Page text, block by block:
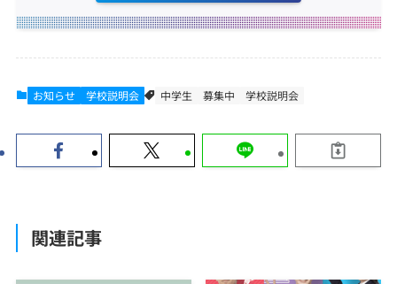
お知らせ 学校説明会 中学生 募集中 学校説明会
関連記事